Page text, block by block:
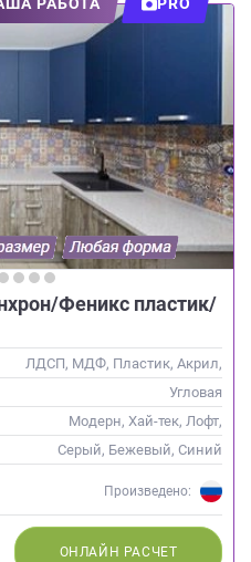
Феникс пластик/
ЛДСП, МДФ, Пластик, Акрил,
Alvic / УФ лак
Угловая
Модерн, Хай-тек, Лофт,
Современные
Серый, Бежевый, Синий
Произведено:
ОНЛАЙН РАСЧЕТ